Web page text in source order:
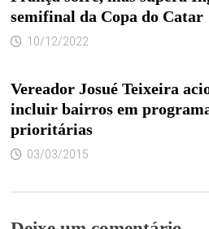
semifinal da Copa do Catar
10/12/2022
Vereador Josué Teixeira
incluir bairros em
prioritárias
03/03/2015